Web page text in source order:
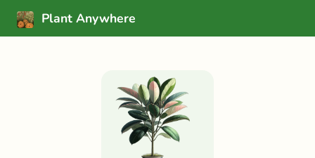
Plant Anywhere